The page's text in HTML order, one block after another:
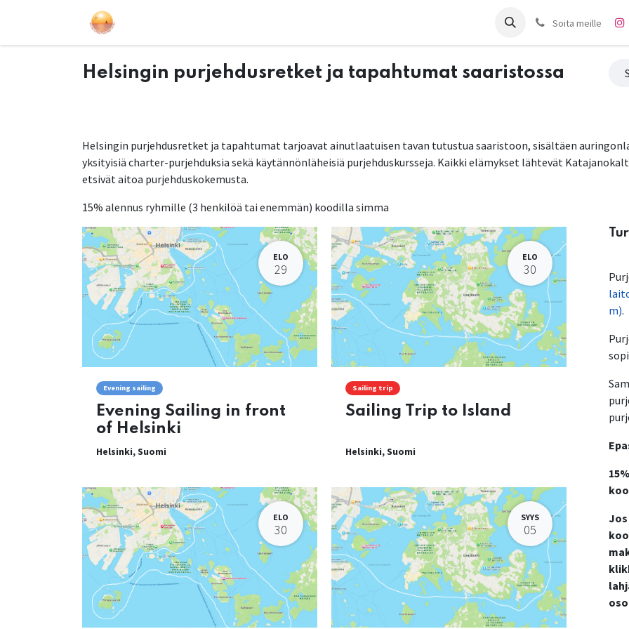
Ota yhteyttäSoita meille
Helsingin purjehdusretket ja tapahtumat saaristossa
Helsingin purjehdusretket ja tapahtumat tarjoavat ainutlaatuisen tavan tutustua saaristoon, sisältäen
yksityisiä charter-purjehduksia sekä käytännönläheisiä purjehduskursseja. Kaikki elämykset lähtevät
etsivät aitoa purjehduskokemusta.
15% alennus ryhmille (3 henkilöä tai enemmän) koodilla simma
ELO
29
Evening sailing
Evening Sailing in front
of Helsinki
Helsinki,Suomi
ELO
30
Sailing trip
Sailing Trip to Island
Helsinki,Suomi
ELO
30
SYYS
05
m).